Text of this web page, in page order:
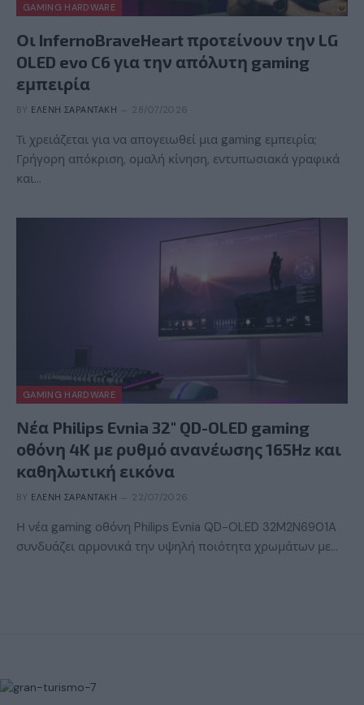
GAMING HARDWARE
Οι InfernoBraveHeart προτείνουν την LG
OLED evo C6 για την απόλυτη gaming
εμπειρία
BY ΕΛΈΝΗ ΣΑΡΑΝΤΆΚΗ 28/07/2026
Τι χρειάζεται για να απογειωθεί μια gaming εμπειρία;
Γρήγορη απόκριση, ομαλή κίνηση, εντυπωσιακά γραφικά
και…
GAMING HARDWARE
Νέα Philips Evnia 32″ QD-OLED gaming
οθόνη 4K με ρυθμό ανανέωσης 165Hz και
καθηλωτική εικόνα
BY ΕΛΈΝΗ ΣΑΡΑΝΤΆΚΗ 22/07/2026
Η νέα gaming οθόνη Philips Evnia QD-OLED 32M2N6901A
συνδυάζει αρμονικά την υψηλή ποιότητα χρωμάτων με…